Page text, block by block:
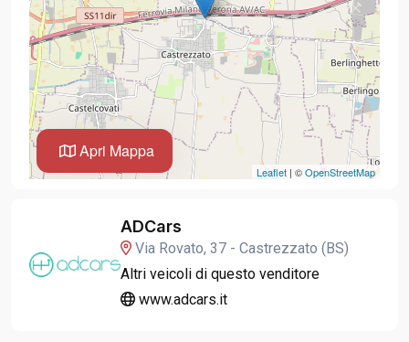
Apri Mappa
Leaflet | ©OpenStreetMap
ADCars
Via Rovato, 37 - Castrezzato (BS)
Altri veicoli di questo venditore
www.adcars.it